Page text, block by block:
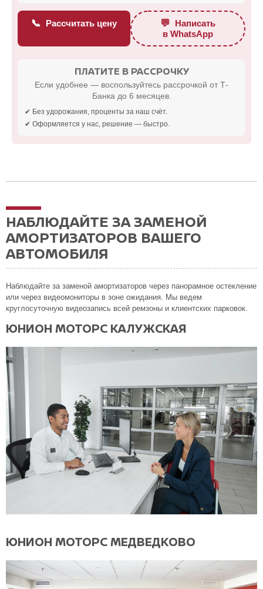
📞 Рассчитать цену 💬 Написать
в WhatsApp
ПЛАТИТЕ В РАССРОЧКУ
Если удобнее — воспользуйтесь рассрочкой от Т-
Банка до 6 месяцев.
✔ Без удорожания, проценты за наш счёт.
✔ Оформляется у нас, решение — быстро.
НАБЛЮДАЙТЕ ЗА ЗАМЕНОЙ
АМОРТИЗАТОРОВ ВАШЕГО
АВТОМОБИЛЯ
Наблюдайте за заменой амортизаторов через панорамное остекление
или через видеомониторы в зоне ожидания. Мы ведем
круглосуточную видеозапись всей ремзоны и клиентских парковок.
ЮНИОН МОТОРС КАЛУЖСКАЯ
ЮНИОН МОТОРС МЕДВЕДКОВО